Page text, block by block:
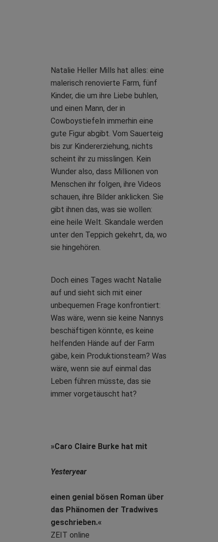
Natalie Heller Mills hat alles: eine
malerisch renovierte Farm, fünf
Kinder, die um ihre Liebe buhlen,
und einen Mann, der in
Cowboystiefeln immerhin eine
gute Figur abgibt. Vom Sauerteig
bis zur Kindererziehung, nichts
scheint ihr zu misslingen. Kein
Wunder also, dass Millionen von
Menschen ihr folgen, ihre Videos
schauen, ihre Bilder anklicken. Sie
gibt ihnen das, was sie wollen:
eine heile Welt. Skandale werden
unter den Teppich gekehrt, da, wo
sie hingehören.
Doch eines Tages wacht Natalie
auf und sieht sich mit einer
unbequemen Frage konfrontiert:
Was wäre, wenn sie keine Nannys
beschäftigen könnte, es keine
helfenden Hände auf der Farm
gäbe, kein Produktionsteam? Was
wäre, wenn sie auf einmal das
Leben führen müsste, das sie
immer vorgetäuscht hat?
»Caro Claire Burke hat mit
Yesteryear
einen genial bösen Roman über
das Phänomen der Tradwives
geschrieben.«
ZEIT online